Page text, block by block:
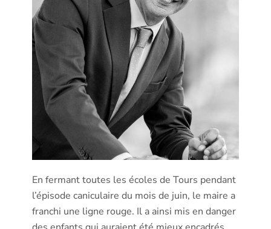
En fermant toutes les écoles de Tours pendant
l’épisode caniculaire du mois de juin, le maire a
franchi une ligne rouge. Il a ainsi mis en danger